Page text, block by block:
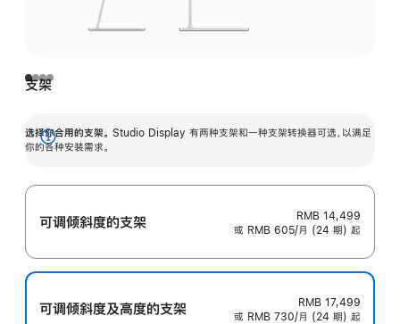
支架
选择你合用的支架。 Studio Display 有两种支架和一种支架转换器可选，以满足
你的各种安装需求。
展
可调倾斜度的支架
RMB 14,499
或 RMB 605/月 (24 期) 起
可调倾斜度及高‍度的支‍架
RMB 17,499
或 RMB 730/月 (24 期) 起